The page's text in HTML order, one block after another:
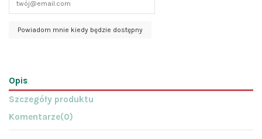
Opis
Szczegóły produktu
Komentarze(0)